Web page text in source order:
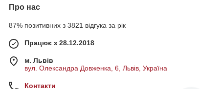
Про нас
87% позитивних з 3821 відгука за рік
Працює з 28.12.2018
м. Львів
вул. Олександра Довженка, 6, Львів, Україна
Контакти